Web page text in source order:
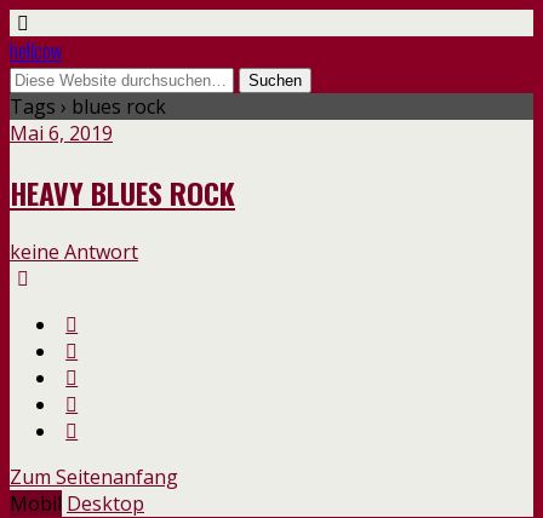
hellcow
Tags › blues rock
Mai 6, 2019
HEAVY BLUES ROCK
keine Antwort
Zum Seitenanfang
Mobil Desktop